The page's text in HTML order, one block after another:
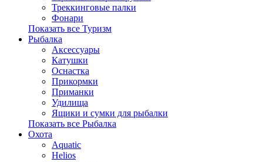
Треккинговые палки
Фонари
Показать все Туризм
Рыбалка
Аксессуары
Катушки
Оснастка
Прикормки
Приманки
Удилища
Ящики и сумки для рыбалки
Показать все Рыбалка
Охота
Aquatic
Helios